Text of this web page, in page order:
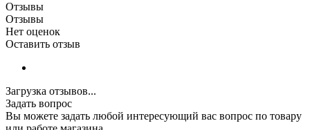
Отзывы
Отзывы
Нет оценок
Оставить отзыв
Загрузка отзывов...
Задать вопрос
Вы можете задать любой интересующий вас вопрос по товару